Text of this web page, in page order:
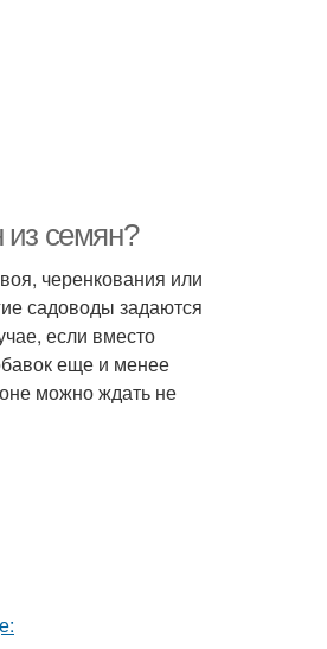
из семян?
черенкования или
садоводы задаются
если вместо
еще и менее
можно ждать не